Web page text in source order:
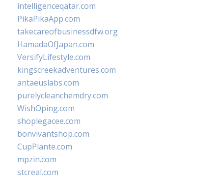
intelligenceqatar.com
PikaPikaApp.com
takecareofbusinessdfw.org
HamadaOfJapan.com
VersifyLifestyle.com
kingscreekadventures.com
antaeuslabs.com
purelycleanchemdry.com
WishOping.com
shoplegacee.com
bonvivantshop.com
CupPlante.com
mpzin.com
stcreal.com